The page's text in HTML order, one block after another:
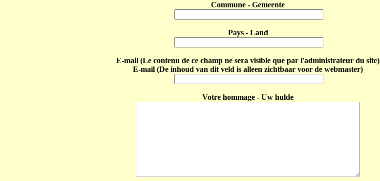
Commune - Gemeente
Pays - Land
E-mail (Le contenu de ce champ ne sera visible que par l'administrateur du site)
E-mail (De inhoud van dit veld is alleen zichtbaar voor de webmaster)
Votre hommage - Uw hulde